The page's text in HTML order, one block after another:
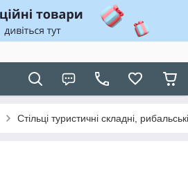
Стільці туристичні складні,